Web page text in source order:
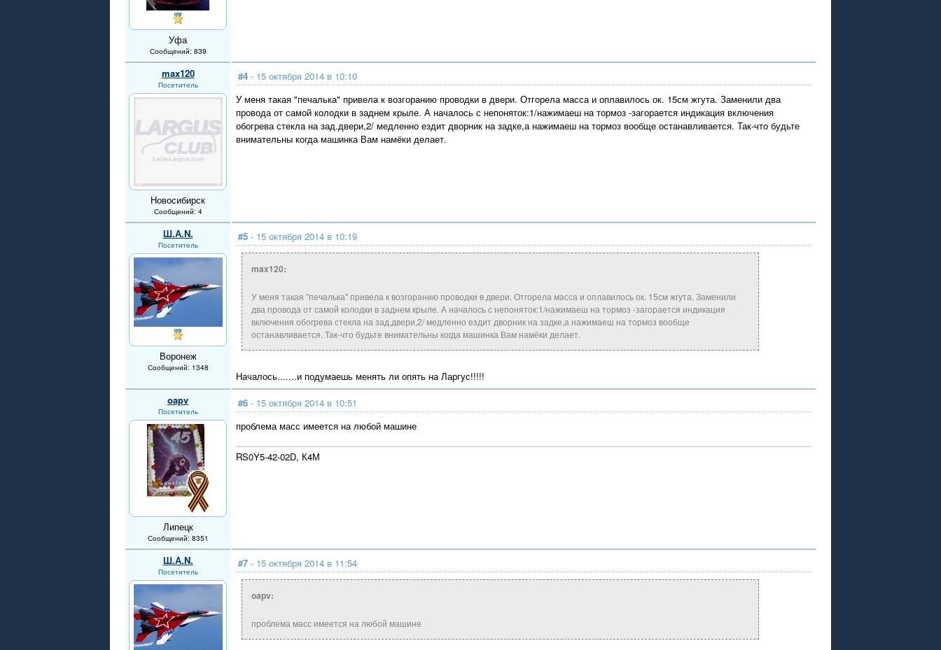
Уфа
Сообщений: 839
max120
Посетитель
Новосибирск
Сообщений: 4
#4 - 15 октября 2014 в 10:10
У меня такая "печалька" привела к возгоранию проводки в двери. Отгорела масса и оплавилось ок. 15см жгута. Заменили два
провода от самой колодки в заднем крыле. А началось с непоняток:1/нажимаеш на тормоз -загорается индикация включения
обогрева стекла на зад.двери,2/ медленно ездит дворник на задке,а нажимаеш на тормоз вообще останавливается. Так-что будьте
внимательны когда машинка Вам намёки делает.
Ш.А.N.
Посетитель
Воронеж
Сообщений: 1348
#5 - 15 октября 2014 в 10:19
max120:
У меня такая "печалька" привела к возгоранию проводки в двери. Отгорела масса и оплавилось ок. 15см жгута. Заменили
два провода от самой колодки в заднем крыле. А началось с непоняток:1/нажимаеш на тормоз -загорается индикация
включения обогрева стекла на зад.двери,2/ медленно ездит дворник на задке,а нажимаеш на тормоз вообще
останавливается. Так-что будьте внимательны когда машинка Вам намёки делает.
Началось.......и подумаешь менять ли опять на Ларгус!!!!!
oapv
Посетитель
Липецк
Сообщений: 8351
#6 - 15 октября 2014 в 10:51
проблема масс имеется на любой машине
RS0Y5-42-02D, К4М
Ш.А.N.
Посетитель
#7 - 15 октября 2014 в 11:54
oapv:
проблема масс имеется на любой машине